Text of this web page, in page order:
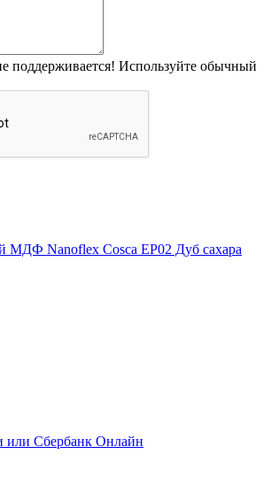
поддерживается! Используйте обычный
МДФ Nanoflex Cosca ЕP02 Дуб сахара
или Сбербанк Онлайн